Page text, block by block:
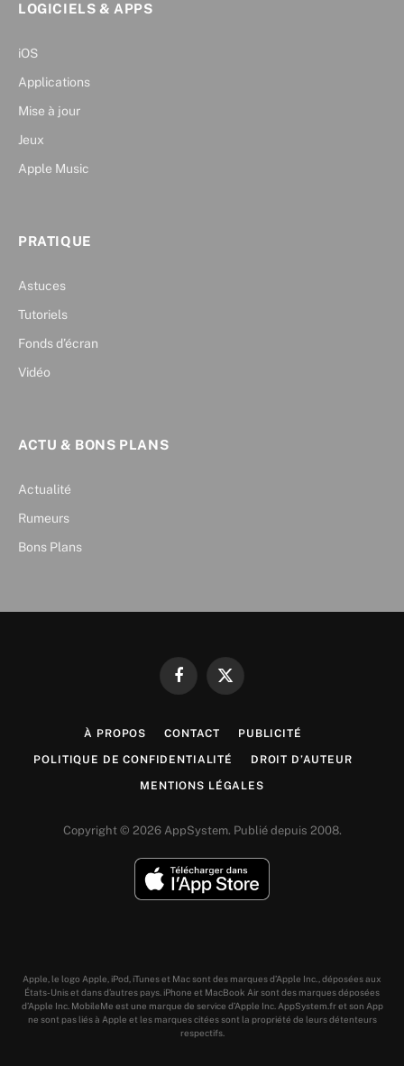
LOGICIELS & APPS
iOS
Applications
Mise à jour
Jeux
Apple Music
PRATIQUE
Astuces
Tutoriels
Fonds d’écran
Vidéo
ACTU & BONS PLANS
Actualité
Rumeurs
Bons Plans
FacebookX
À PROPOS CONTACT PUBLICITÉ
POLITIQUE DE CONFIDENTIALITÉ DROIT D’AUTEUR
MENTIONS LÉGALES
Copyright © 2026 AppSystem. Publié depuis 2008.
Apple, le logo Apple, iPod, iTunes et Mac sont des marques d’Apple Inc., déposées aux
États-Unis et dans d’autres pays. iPhone et MacBook Air sont des marques déposées
d’Apple Inc. MobileMe est une marque de service d’Apple Inc. AppSystem.fr et son App
ne sont pas liés à Apple et les marques citées sont la propriété de leurs détenteurs
respectifs.